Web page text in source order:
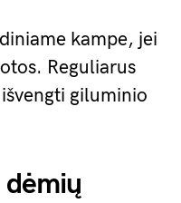
kampe, jei
Reguliarus
giluminio